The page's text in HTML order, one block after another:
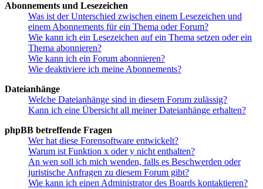
Abonnements und Lesezeichen
Was ist der Unterschied zwischen einem Lesezeichen und
einem Abonnements für ein Thema oder Forum?
Wie kann ich ein Lesezeichen auf ein Thema setzen oder ein
Thema abonnieren?
Wie kann ich ein Forum abonnieren?
Wie deaktiviere ich meine Abonnements?
Dateianhänge
Welche Dateianhänge sind in diesem Forum zulässig?
Kann ich eine Übersicht all meiner Dateianhänge erhalten?
phpBB betreffende Fragen
Wer hat diese Forensoftware entwickelt?
Warum ist Funktion x oder y nicht enthalten?
An wen soll ich mich wenden, falls es Beschwerden oder
juristische Anfragen zu diesem Forum gibt?
Wie kann ich einen Administrator des Boards kontaktieren?